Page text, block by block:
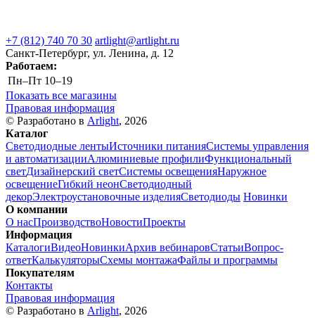
+7 (812) 740 70 30 artlight@artlight.ru
Санкт-Петербург, ул. Ленина, д. 12
Работаем:
Пн–Пт 10–19
Показать все магазины
Правовая информация
© Разработано в Arlight, 2026
Каталог
Светодиодные лентыИсточники питанияСистемы управления
и автоматизацииАлюминиевые профилиФункциональный
светДизайнерский светСистемы освещенияНаружное
освещениеГибкий неонСветодиодный
декорЭлектроустановочные изделияСветодиоды Новинки
О компании
О насПроизводствоНовостиПроекты
Информация
КаталогиВидеоНовинкиАрхив вебинаровСтатьиВопрос-
ответКалькуляторыСхемы монтажаФайлы и программы
Покупателям
Контакты
Правовая информация
© Разработано в Arlight, 2026